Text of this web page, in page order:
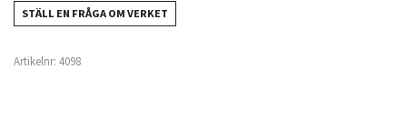
STÄLL EN FRÅGA OM VERKET
Artikelnr: 4098